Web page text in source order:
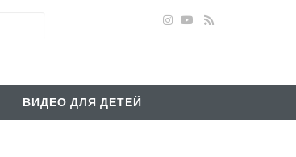
ВИДЕО ДЛЯ ДЕТЕЙ